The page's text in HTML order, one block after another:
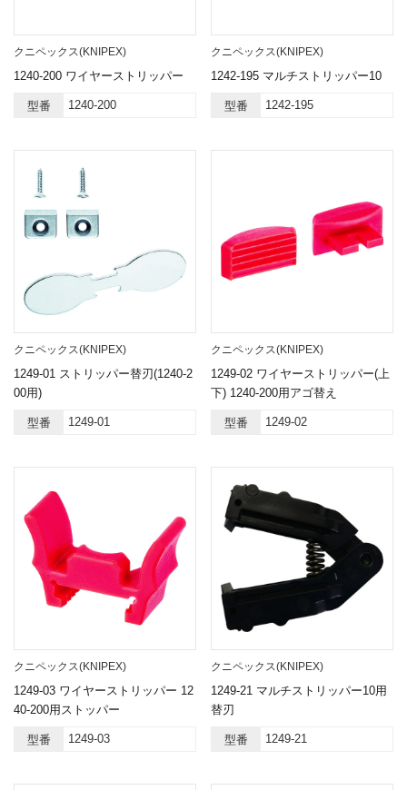
クニペックス(KNIPEX)
1240-200 ワイヤーストリッパー
型番 1240-200
クニペックス(KNIPEX)
1242-195 マルチストリッパー10
型番 1242-195
クニペックス(KNIPEX)
1249-01 ストリッパー替刃(1240-2
00用)
型番 1249-01
クニペックス(KNIPEX)
1249-02 ワイヤーストリッパー(上
下) 1240-200用アゴ替え
型番 1249-02
クニペックス(KNIPEX)
1249-03 ワイヤーストリッパー 12
40-200用ストッパー
型番 1249-03
クニペックス(KNIPEX)
1249-21 マルチストリッパー10用
替刃
型番 1249-21